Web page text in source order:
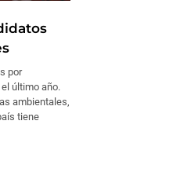
por
último año.
ambientales,
tiene